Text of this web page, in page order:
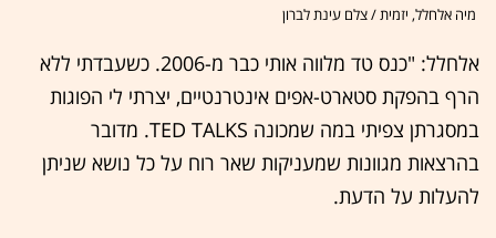
מיה אלחלל, יזמית / צלם עינת לברון
אלחלל: "כנס טד מלווה אותי כבר מ-2006. כשעבדתי ללא
הרף בהפקת סטארט-אפים אינטרנטיים, יצרתי לי הפוגות
במסגרתן צפיתי במה שמכונה TED TALKS. מדובר
בהרצאות מגוונות שמעניקות שאר רוח על כל נושא שניתן
להעלות על הדעת.